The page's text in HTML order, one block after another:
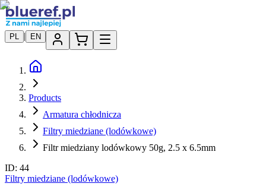
PL | EN
Products
Armatura chłodnicza
Filtry miedziane (lodówkowe)
Filtr miedziany lodówkowy 50g, 2.5 x 6.5mm
ID: 44
Filtry miedziane (lodówkowe)